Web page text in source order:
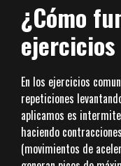
¿Cómo
En los ejercicios
repeticiones
aplicamos es
haciendo
(movimientos de